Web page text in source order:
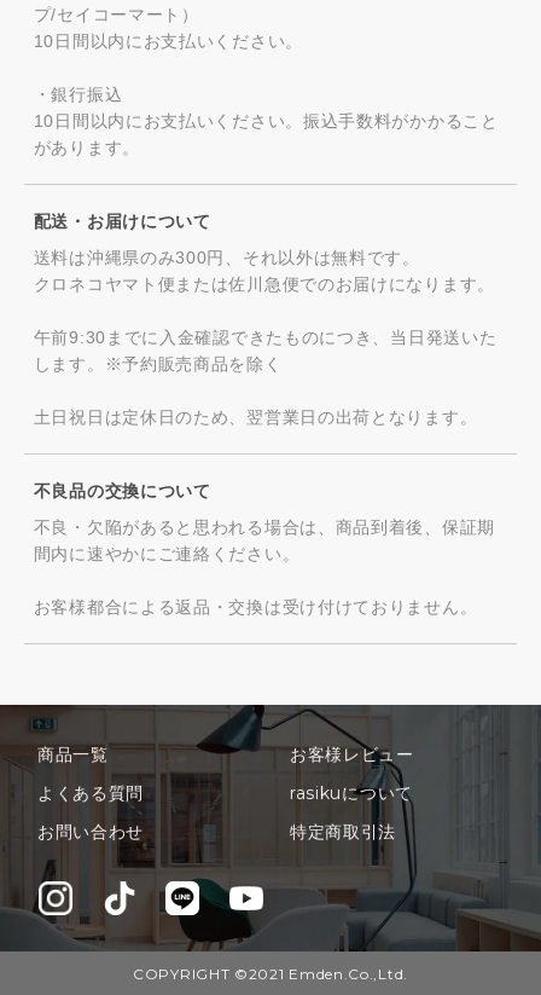
プ/セイコーマート）
10日間以内にお支払いください。
・銀行振込
10日間以内にお支払いください。振込手数料がかかること
があります。
配送・お届けについて
送料は沖縄県のみ300円、それ以外は無料です。
クロネコヤマト便または佐川急便でのお届けになります。
午前9:30までに入金確認できたものにつき、当日発送いた
します。※予約販売商品を除く
土日祝日は定休日のため、翌営業日の出荷となります。
不良品の交換について
不良・欠陥があると思われる場合は、商品到着後、保証期
間内に速やかにご連絡ください。
お客様都合による返品・交換は受け付けておりません。
商品一覧
お客様レビュー
よくある質問
rasikuについて
お問い合わせ
特定商取引法
COPYRIGHT ©2021 Emden.Co.,Ltd.